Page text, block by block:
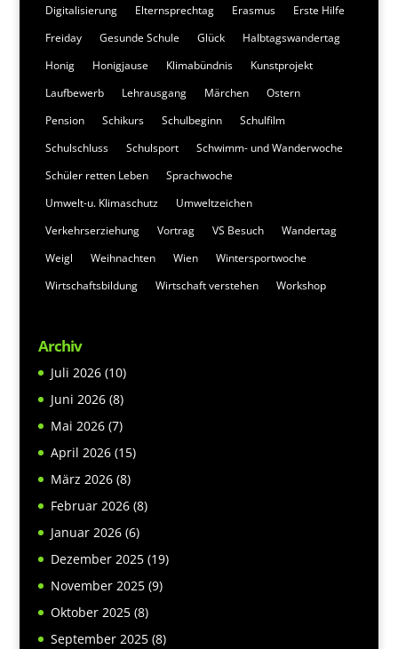
Digitalisierung Elternsprechtag Erasmus
Erste Hilfe
Freiday
Gesunde Schule Glück
Halbtagswandertag
Honig
Honigjause Klimabündnis
Kunstprojekt
Laufbewerb
Lehrausgang Märchen
Ostern
Pension
Schikurs Schulbeginn
Schulfilm
Schulschluss
Schulsport
Schwimm- und Wanderwoche
Schüler retten Leben
Sprachwoche
Umwelt-u. Klimaschutz
Umweltzeichen
Verkehrserziehung
Vortrag VS Besuch
Wandertag
Weigl
Weihnachten Wien
Wintersportwoche
Wirtschaftsbildung
Wirtschaft verstehen Workshop
Archiv
Juli 2026(10)
Juni 2026(8)
Mai 2026(7)
April 2026(15)
März 2026(8)
Februar 2026(8)
Januar 2026(6)
Dezember 2025(19)
November 2025(9)
Oktober 2025(8)
September 2025(8)